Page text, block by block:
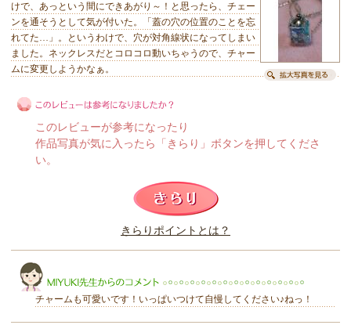
けで、あっという間にできあがり～！と思ったら、チェー
ンを通そうとして気が付いた。「蓋の穴の位置のことを忘
れてた…」。というわけで、穴が対角線状になってしまい
ました。ネックレスだとコロコロ動いちゃうので、チャー
ムに変更しようかなぁ。
このレビューは参考になりましたか？
このレビューが参考になったり
作品写真が気に入ったら「きらり」ボタンを押してくださ
い。
きらりポイントとは？
チャームも可愛いです！いっぱいつけて自慢してください♪ねっ！